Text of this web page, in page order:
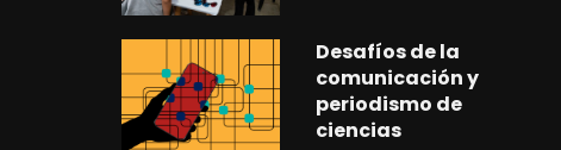
Desafíos de la
comunicación y
periodismo de
ciencias